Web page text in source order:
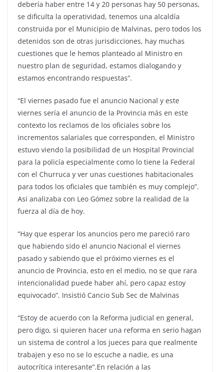
debería haber entre 14 y 20 personas hay 50 personas,
se dificulta la operatividad, tenemos una alcaldía
construida por el Municipio de Malvinas, pero todos los
detenidos son de otras jurisdicciones, hay muchas
cuestiones que le hemos planteado al Ministro en
nuestro plan de seguridad, estamos dialogando y
estamos encontrando respuestas”.
“El viernes pasado fue el anuncio Nacional y este
viernes sería el anuncio de la Provincia más en este
contexto los reclamos de los oficiales sobre los
incrementos salariales que corresponden, el Ministro
estuvo viendo la posibilidad de un Hospital Provincial
para la policía especialmente como lo tiene la Federal
con el Churruca y ver unas cuestiones habitacionales
para todos los oficiales que también es muy complejo”.
Asi analizaba con Leo Gómez sobre la realidad de la
fuerza al día de hoy.
“Hay que esperar los anuncios pero me pareció raro
que habiendo sido el anuncio Nacional el viernes
pasado y sabiendo que el próximo viernes es el
anuncio de Provincia, esto en el medio, no se que rara
intencionalidad puede haber ahí, pero capaz estoy
equivocado”. Insistió Cancio Sub Sec de Malvinas
“Estoy de acuerdo con la Reforma judicial en general,
pero digo, si quieren hacer una reforma en serio hagan
un sistema de control a los jueces para que realmente
trabajen y eso no se lo escuche a nadie, es una
autocrítica interesante”.En relación a las